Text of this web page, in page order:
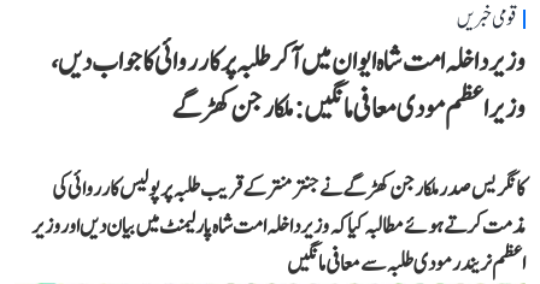
قومی خبریں
وزیر داخلہ امت شاہ ایوان میں آ کر طلبہ پر کارروائی کا جواب دیں،
وزیر اعظم مودی معافی مانگیں: ملکارجن کھڑگے
کانگریس صدر ملکارجن کھڑگے نے جنتر منتر کے قریب طلبہ پر پولیس کارروائی کی
مذمت کرتے ہوئے مطالبہ کیا کہ وزیر داخلہ امت شاہ پارلیمنٹ میں بیان دیں اور وزیر
اعظم نریندر مودی طلبہ سے معافی مانگیں